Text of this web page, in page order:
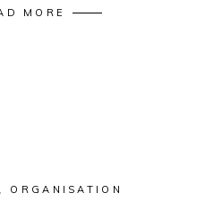
MORE
, ORGANISATION